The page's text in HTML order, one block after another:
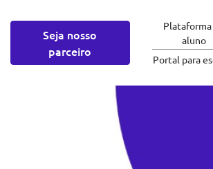
Seja nosso
parceiro
aluno
Portal para